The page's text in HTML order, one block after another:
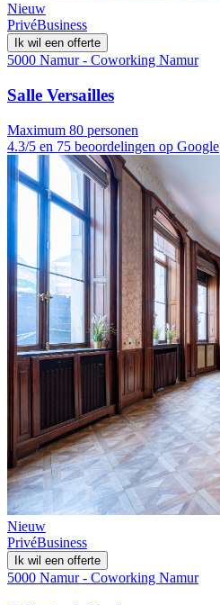
Nieuw
PrivéBusiness
Ik wil een offerte
5000 Namur - Coworking Namur
Salle Versailles
Maximum 80 personen
4.3/5 en 75 beoordelingen op Google
Nieuw
PrivéBusiness
Ik wil een offerte
5000 Namur - Coworking Namur